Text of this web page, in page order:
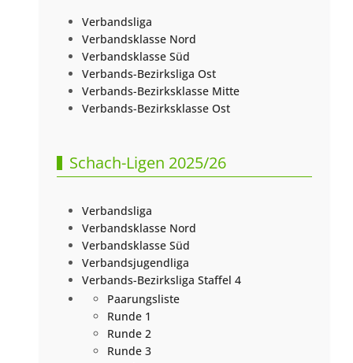
Verbandsliga
Verbandsklasse Nord
Verbandsklasse Süd
Verbands-Bezirksliga Ost
Verbands-Bezirksklasse Mitte
Verbands-Bezirksklasse Ost
Schach-Ligen 2025/26
Verbandsliga
Verbandsklasse Nord
Verbandsklasse Süd
Verbandsjugendliga
Verbands-Bezirksliga Staffel 4
Paarungsliste
Runde 1
Runde 2
Runde 3